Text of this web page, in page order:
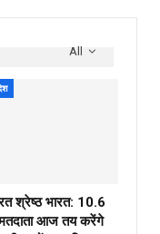
All
श्रेष्ठ भारत: 10.6
आज तय करेंगे